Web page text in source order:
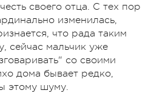
своего отца. С тех пор
изменилась,
что рада таким
сейчас мальчик уже
со своими
дома бывает редко,
этому шуму.